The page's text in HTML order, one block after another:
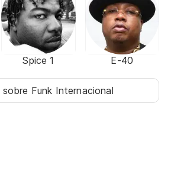
Spice 1 E-40
sobre Funk Internacional